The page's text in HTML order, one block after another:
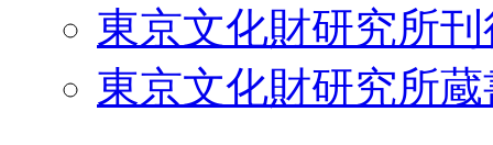
東京文化財研究所
東京文化財研究所